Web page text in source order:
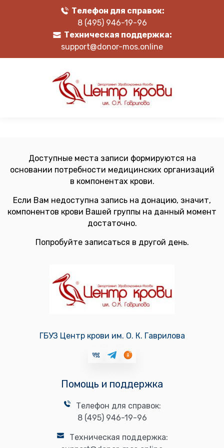
Телефон для справок:
8 (495) 946-19-96
Техническая поддержка:
support@donor-mos.online
Доступные места записи формируются на
основании потребности медицинских организаций
в компонентах крови.
Если Вам недоступна запись на донацию, значит,
компонентов крови Вашей группы на данный момент
достаточно.
Попробуйте записаться в другой день.
ГБУЗ Центр крови им. О. К. Гаврилова
Помощь и поддержка
Телефон для справок:
8 (495) 946-19-96
Техническая поддержка: